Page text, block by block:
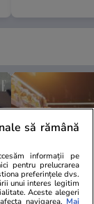
să rămână
informații pe
pentru prelucrarea
preferințele dvs.
unui interes legitim
Aceste alegeri
navigarea. Mai